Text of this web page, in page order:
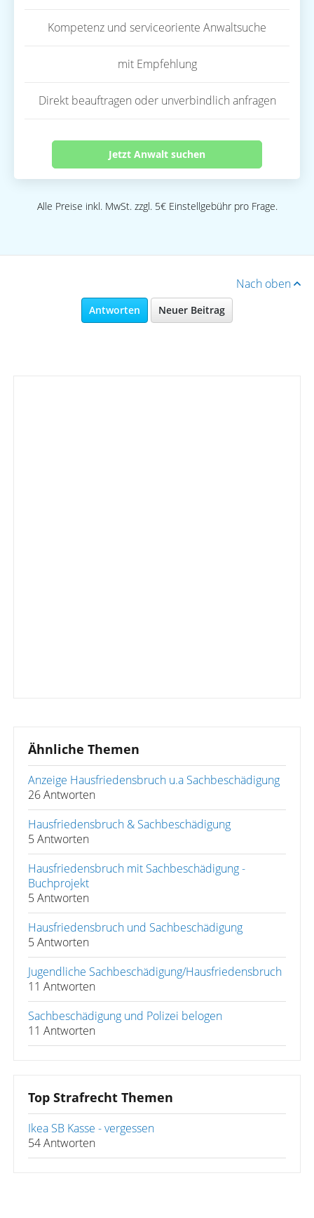
Kompetenz und serviceoriente Anwaltsuche
mit Empfehlung
Direkt beauftragen oder unverbindlich anfragen
Jetzt Anwalt suchen
Alle Preise inkl. MwSt. zzgl. 5€ Einstellgebühr pro Frage.
Nach oben
Antworten Neuer Beitrag
Ähnliche Themen
Anzeige Hausfriedensbruch u.a Sachbeschädigung
26 Antworten
Hausfriedensbruch & Sachbeschädigung
5 Antworten
Hausfriedensbruch mit Sachbeschädigung -
Buchprojekt
5 Antworten
Hausfriedensbruch und Sachbeschädigung
5 Antworten
Jugendliche Sachbeschädigung/Hausfriedensbruch
11 Antworten
Sachbeschädigung und Polizei belogen
11 Antworten
Top Strafrecht Themen
Ikea SB Kasse - vergessen
54 Antworten